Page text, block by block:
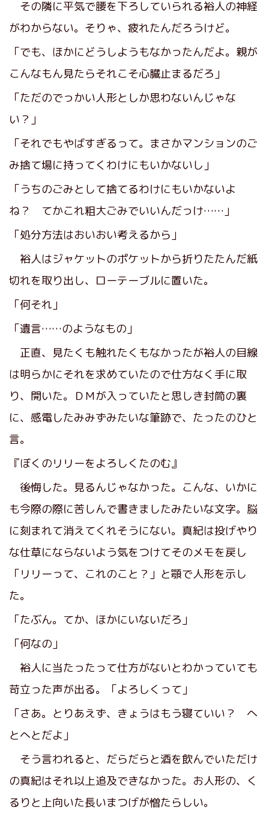
その隣に平気で腰を下ろしていられる裕人の神経
がわからない。そりゃ、疲れたんだろうけど。
「でも、ほかにどうしようもなかったんだよ。親が
こんなもん見たらそれこそ心臓止まるだろ」
「ただのでっかい人形としか思わないんじゃな
い？」
「それでもやばすぎるって。まさかマンションのご
み捨て場に持ってくわけにもいかないし」
「うちのごみとして捨てるわけにもいかないよ
ね？ てかこれ粗大ごみでいいんだっけ……」
「処分方法はおいおい考えるから」
裕人はジャケットのポケットから折りたたんだ紙
切れを取り出し、ローテーブルに置いた。
「何それ」
「遺言……のようなもの」
正直、見たくも触れたくもなかったが裕人の目線
は明らかにそれを求めていたので仕方なく手に取
り、開いた。ＤＭが入っていたと思しき封筒の裏
に、感電したみみずみたいな筆跡で、たったのひと
言。
『ぼくのリリーをよろしくたのむ』
後悔した。見るんじゃなかった。こんな、いかに
も今際の際に苦しんで書きましたみたいな文字。脳
に刻まれて消えてくれそうにない。真紀は投げやり
な仕草にならないよう気をつけてそのメモを戻し
「リリーって、これのこと？」と顎で人形を示し
た。
「たぶん。てか、ほかにいないだろ」
「何なの」
裕人に当たったって仕方がないとわかっていても
苛立った声が出る。「よろしくって」
「さあ。とりあえず、きょうはもう寝ていい？ へ
とへとだよ」
そう言われると、だらだらと酒を飲んでいただけ
の真紀はそれ以上追及できなかった。お人形の、く
るりと上向いた長いまつげが憎たらしい。